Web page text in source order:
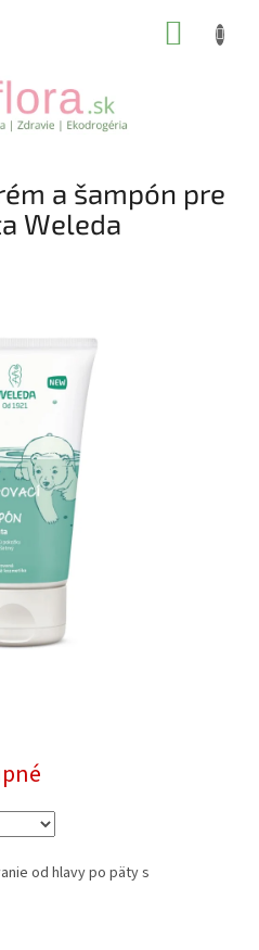
a šampón pre
Weleda
od hlavy po päty s